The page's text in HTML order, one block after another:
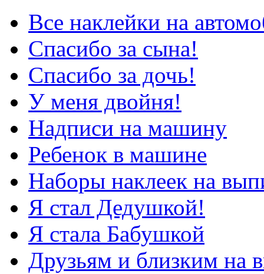
Все наклейки на
Спасибо за сына!
Спасибо за дочь!
У меня двойня!
Надписи на машину
Ребенок в машине
Наборы наклеек на
Я стал Дедушкой!
Я стала Бабушкой
Друзьям и близким на